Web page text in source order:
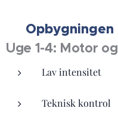
Opbygningen
Uge 1-4: Motor
Lav intensitet
Teknisk kontrol